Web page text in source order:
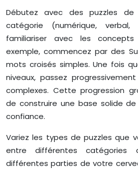
Débutez avec des puzzles
catégorie (numérique,
familiariser avec les concepts
exemple, commencez par des
mots croisés simples. Une fois
niveaux, passez
complexes. Cette progression
de construire une base solide
confiance.
Variez les types de puzzles que
entre différentes catégories
différentes parties de votre